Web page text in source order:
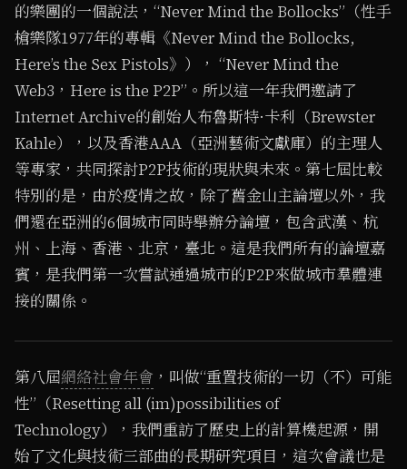
的樂團的一個說法，“Never Mind the Bollocks”（性手
槍樂隊1977年的專輯《Never Mind the Bollocks,
Here’s the Sex Pistols》）， “Never Mind the
Web3，Here is the P2P”。所以這一年我們邀請了
Internet Archive的創始人布魯斯特·卡利（Brewster
Kahle），以及香港AAA（亞洲藝術文獻庫）的主理人
等專家，共同探討P2P技術的現狀與未來。第七屆比較
特別的是，由於疫情之故，除了舊金山主論壇以外，我
們還在亞洲的6個城市同時舉辦分論壇，包含武漢、杭
州、上海、香港、北京，臺北。這是我們所有的論壇嘉
賓，是我們第一次嘗試通過城市的P2P來做城市羣體連
接的關係。
第八屆網絡社會年會 ，叫做“重置技術的一切（不）可能
性”（Resetting all (im)possibilities of
Technology），我們重訪了歷史上的計算機起源，開
始了文化與技術三部曲的長期研究項目，這次會議也是